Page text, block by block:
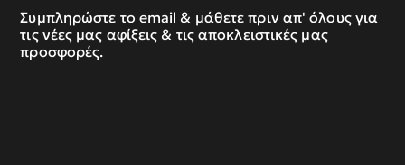
Συμπληρώστε το email & μάθετε πριν απ' όλους για
τις νέες μας αφίξεις & τις αποκλειστικές μας
προσφορές.